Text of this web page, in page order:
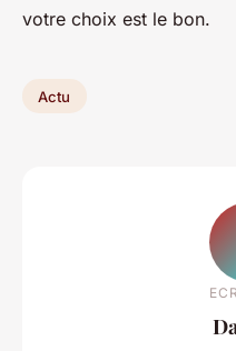
votre choix est le bon.
Actu